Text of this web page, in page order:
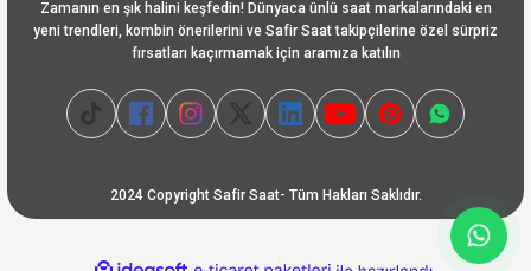
Zamanın en şık halini keşfedin! Dünyaca ünlü saat markalarındaki en
yeni trendleri, kombin önerilerini ve Safir Saat takipçilerine özel sürpriz
fırsatları kaçırmamak için aramıza katılın
2024 Copyright Safir Saat- Tüm Hakları Saklıdır.